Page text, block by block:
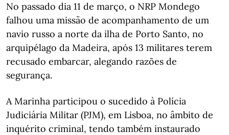
No passado dia 11 de março, o NRP Mondego
falhou uma missão de acompanhamento de um
navio russo a norte da ilha de Porto Santo, no
arquipélago da Madeira, após 13 militares terem
recusado embarcar, alegando razões de
segurança.
A Marinha participou o sucedido à Polícia
Judiciária Militar (PJM), em Lisboa, no âmbito de
inquérito criminal, tendo também instaurado